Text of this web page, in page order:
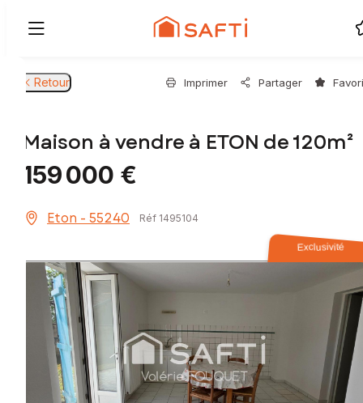
Retour Imprimer Partager
Maison à vendre à ETON de 120m²
159 000 €
Eton - 55240 Réf 1495104
Exclusivité